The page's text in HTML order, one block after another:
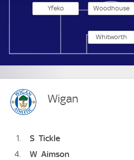
Whitworth
Woodhouse
Yfeko
Wigan
1 S Tickle
4
W Aimson